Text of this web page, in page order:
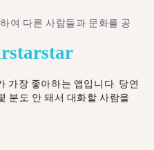
여 다른 사람들과 문화를 공
starstar
가장 좋아하는 앱입니다. 당연
분도 안 돼서 대화할 사람을